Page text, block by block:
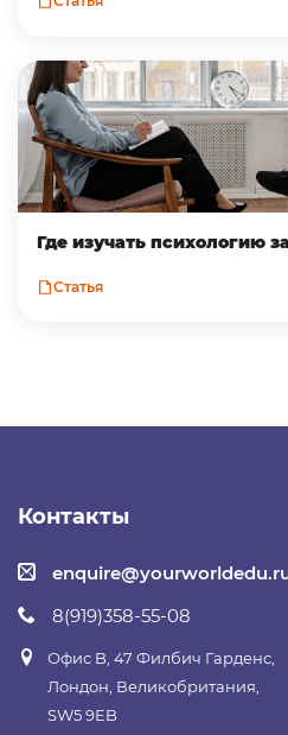
Где изучать психологию
Статья
Контакты
8(919)358-55-08
Офис B, 47 Филбич Гарденс,
Лондон, Великобритания,
SW5 9EB